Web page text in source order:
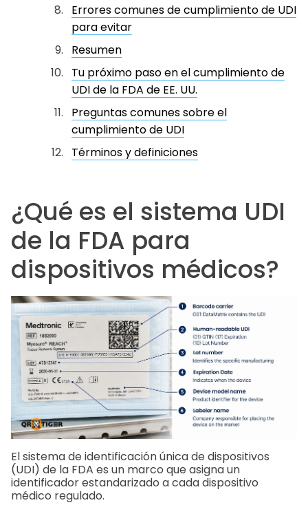
Errores comunes de cumplimiento de UDI
para evitar
Resumen
Tu próximo paso en el cumplimiento de
UDI de la FDA de EE. UU.
Preguntas comunes sobre el
cumplimiento de UDI
Términos y definiciones
¿Qué es el sistema UDI
de la FDA para
dispositivos médicos?
El sistema de identificación única de dispositivos
(UDI) de la FDA es un marco que asigna un
identificador estandarizado a cada dispositivo
médico regulado.